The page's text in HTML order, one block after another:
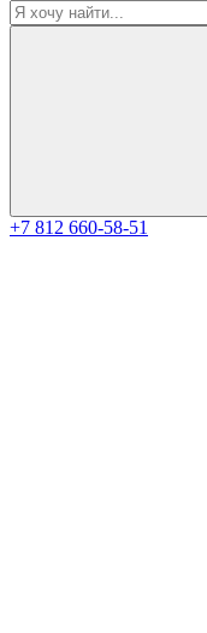
+7 812 660-58-51